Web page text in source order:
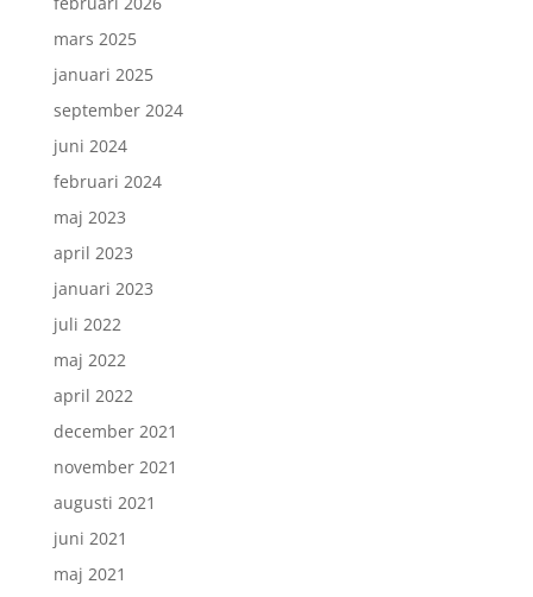
mars 2025
januari 2025
september 2024
juni 2024
februari 2024
maj 2023
april 2023
januari 2023
juli 2022
maj 2022
april 2022
december 2021
november 2021
augusti 2021
juni 2021
maj 2021